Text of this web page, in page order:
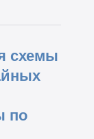
схемы
по